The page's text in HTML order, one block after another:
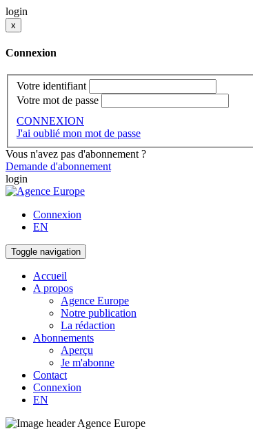
login
x
Connexion
Votre identifiant
Votre mot de passe
CONNEXION
J'ai oublié mon mot de passe
Vous n'avez pas d'abonnement ?
Demande d'abonnement
login
Connexion
EN
Toggle navigation
Accueil
A propos
Agence Europe
Notre publication
La rédaction
Abonnements
Aperçu
Je m'abonne
Contact
Connexion
EN